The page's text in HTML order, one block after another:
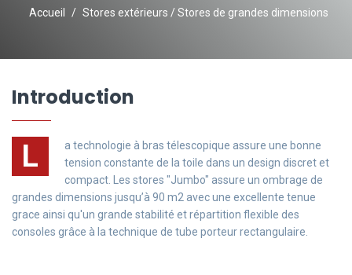
Accueil Stores extérieurs / Stores de grandes dimensions
Introduction
L
a technologie à bras télescopique assure une bonne
tension constante de la toile dans un design discret et
compact. Les stores "Jumbo" assure un ombrage de
grandes dimensions jusqu’à 90 m2 avec une excellente tenue
grace ainsi qu'un grande stabilité et répartition flexible des
consoles grâce à la technique de tube porteur rectangulaire.